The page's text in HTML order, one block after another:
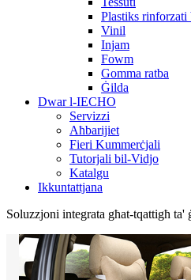
Plastiks rinforzati
Vinil
Injam
Fowm
Gomma ratba
Ġilda
Dwar l-IECHO
Servizzi
Aħbarijiet
Fieri Kummerċjali
Tutorjali bil-Vidjo
Katalgu
Ikkuntattjana
Soluzzjoni integrata għat-tqattigħ ta'